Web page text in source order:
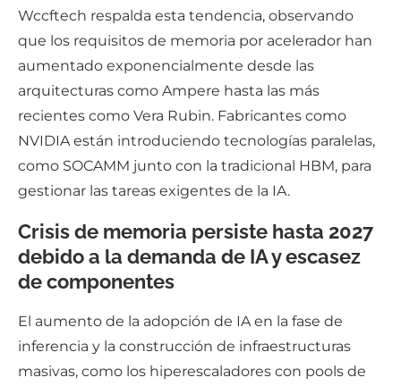
Wccftech respalda esta tendencia, observando
que los requisitos de memoria por acelerador han
aumentado exponencialmente desde las
arquitecturas como Ampere hasta las más
recientes como Vera Rubin. Fabricantes como
NVIDIA están introduciendo tecnologías paralelas,
como SOCAMM junto con la tradicional HBM, para
gestionar las tareas exigentes de la IA.
Crisis de memoria persiste hasta 2027
debido a la demanda de IA y escasez
de componentes
El aumento de la adopción de IA en la fase de
inferencia y la construcción de infraestructuras
masivas, como los hiperescaladores con pools de